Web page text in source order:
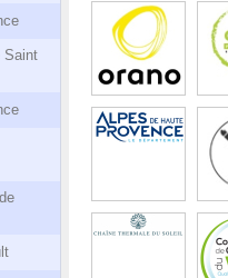
Saint